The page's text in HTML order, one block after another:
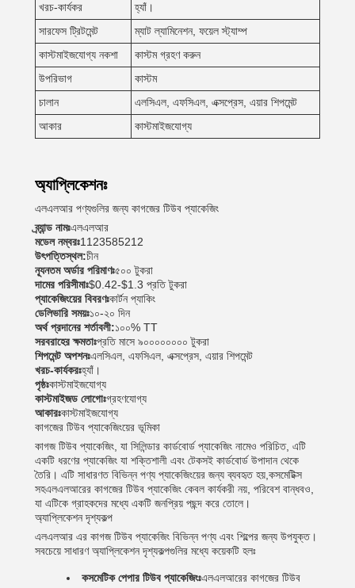
একটি বার্তা রেখে যান
আমরা শীঘ্রই আপনাকে আবার কল করব!
জমা দিন
খরচ-কার্যকর
হ্যাঁ।
সারফেস ট্রিটমেন্ট
ম্যাট ল্যামিনেশন, ফয়েল স্ট্যাম্প
কাস্টমাইজযোগ্য নকশা
কাস্টম গ্রহণ করুন
উপরিভাগ
কাস্টম
চালান
এলসিএল, এফসিএল, এক্সপ্রেস, এয়ার শিপমেন্ট
আকার
কাস্টমাইজযোগ্য
অ্যাপ্লিকেশনঃ
এলএলআর পণ্যগুলির জন্য কাগজের টিউব প্যাকেজিং
ব্র্যান্ড নামঃএলএলআর
মডেল নম্বরঃ1123585212
উৎপত্তিস্থল:চীন
ন্যূনতম অর্ডার পরিমাণঃ৫০০ টুকরা
দামের পরিসীমাঃ$0.42-$1.3 প্রতি টুকরা
প্যাকেজিংয়ের বিবরণঃকার্টন প্যাকিং
ডেলিভারি সময়ঃ১০-২০ দিন
অর্থ প্রদানের শর্তাবলী:১০০% TT
সরবরাহের ক্ষমতাঃপ্রতি মাসে ৯০০০০০০০০ টুকরা
শিপমেন্ট অপশনঃএলসিএল, এফসিএল, এক্সপ্রেস, এয়ার শিপমেন্ট
খরচ-কার্যকরঃহ্যাঁ।
পৃষ্ঠঃকাস্টমাইজযোগ্য
কাস্টমাইজড লোগোঃগ্রহণযোগ্য
আকারঃকাস্টমাইজযোগ্য
কাগজের টিউব প্যাকেজিংয়ের ভূমিকা
কাগজ টিউব প্যাকেজিং, যা সিলিন্ডার কার্ডবোর্ড প্যাকেজিং নামেও পরিচিত, এটি
একটি ধরণের প্যাকেজিং যা শক্তিশালী এবং টেকসই কার্ডবোর্ড উপাদান থেকে
তৈরি। এটি সাধারণত বিভিন্ন পণ্য প্যাকেজিংয়ের জন্য ব্যবহৃত হয়,কসমেটিক্স
সহএলএলআরের কাগজের টিউব প্যাকেজিং কেবল কার্যকরী নয়, পরিবেশ বান্ধবও,
যা এটিকে গ্রাহকদের মধ্যে একটি জনপ্রিয় পছন্দ করে তোলে।
অ্যাপ্লিকেশন দৃশ্যকল্প
এলএলআর এর কাগজ টিউব প্যাকেজিং বিভিন্ন পণ্য এবং শিল্পের জন্য উপযুক্ত।
সবচেয়ে সাধারণ অ্যাপ্লিকেশন দৃশ্যকল্পগুলির মধ্যে কয়েকটি হলঃ
কসমেটিক পেপার টিউব প্যাকেজিংঃএলএলআরের কাগজের টিউব